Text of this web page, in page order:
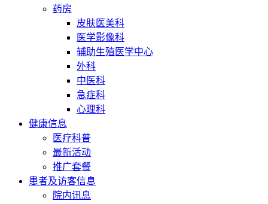
药房
皮肤医美科
医学影像科
辅助生殖医学中心
外科
中医科
急症科
心理科
健康信息
医疗科普
最新活动
推广套餐
患者及访客信息
院内讯息